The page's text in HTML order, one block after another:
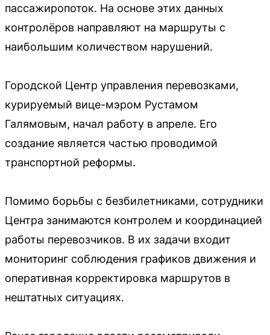
пассажиропоток. На основе этих данных
контролёров направляют на маршруты с
наибольшим количеством нарушений.
Городской Центр управления перевозками,
курируемый вице-мэром Рустамом
Галямовым, начал работу в апреле. Его
создание является частью проводимой
транспортной реформы.
Помимо борьбы с безбилетниками, сотрудники
Центра занимаются контролем и координацией
работы перевозчиков. В их задачи входит
мониторинг соблюдения графиков движения и
оперативная корректировка маршрутов в
нештатных ситуациях.